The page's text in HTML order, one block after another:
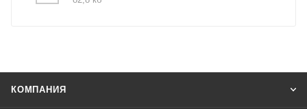
КОМПАНИЯ